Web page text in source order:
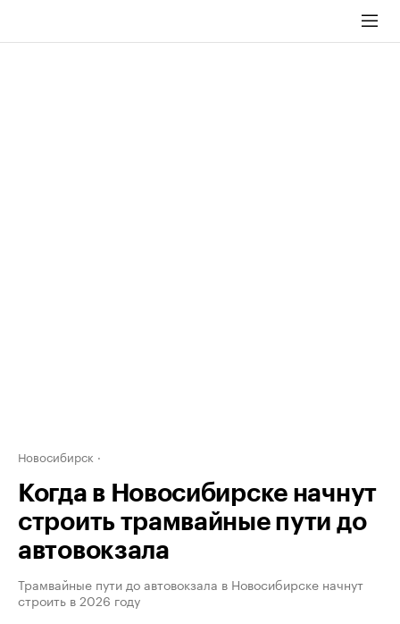
Новосибирск
Когда в Новосибирске начнут
строить трамвайные пути до
автовокзала
Трамвайные пути до автовокзала в Новосибирске начнут
строить в 2026 году